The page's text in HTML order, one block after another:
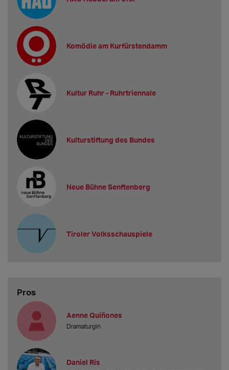
Komödie am Kurfürstendamm
Kultur Ruhr - Ruhrtriennale
Kulturstiftung des Bundes
Neue Bühne Senftenberg
Tiroler Volksschauspiele
Pros
Aenne Quiñones
Dramaturgin
Daniel Ris